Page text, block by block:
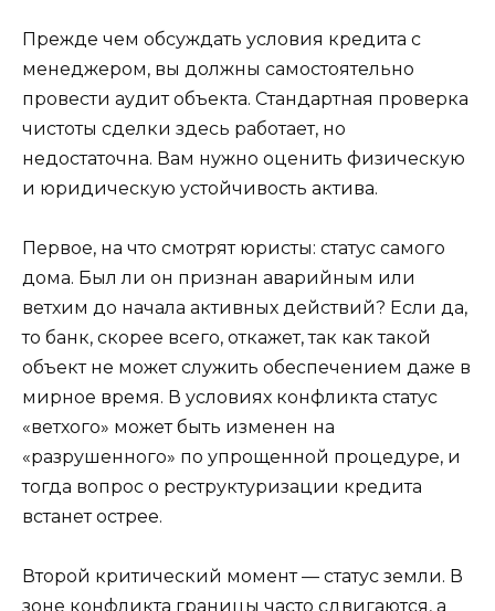
Прежде чем обсуждать условия кредита с
менеджером, вы должны самостоятельно
провести аудит объекта. Стандартная проверка
чистоты сделки здесь работает, но
недостаточна. Вам нужно оценить физическую
и юридическую устойчивость актива.
Первое, на что смотрят юристы: статус самого
дома. Был ли он признан аварийным или
ветхим до начала активных действий? Если да,
то банк, скорее всего, откажет, так как такой
объект не может служить обеспечением даже в
мирное время. В условиях конфликта статус
«ветхого» может быть изменен на
«разрушенного» по упрощенной процедуре, и
тогда вопрос о реструктуризации кредита
встанет острее.
Второй критический момент — статус земли. В
зоне конфликта границы часто сдвигаются, а